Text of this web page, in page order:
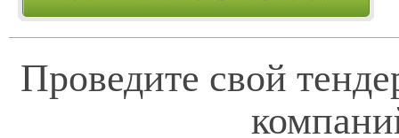
Проведите свой